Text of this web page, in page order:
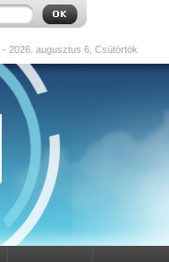
- 2026. augusztus 6, Csütörtök